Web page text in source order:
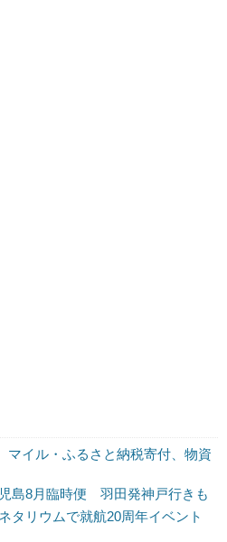
イル・ふるさと納税寄付、物資
島8月臨時便 羽田発神戸行きも
タリウムで就航20周年イベント